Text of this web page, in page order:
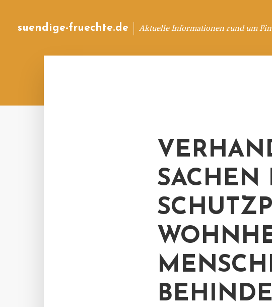
suendige-fruechte.de Aktuelle Informationen rund um
SACHEN